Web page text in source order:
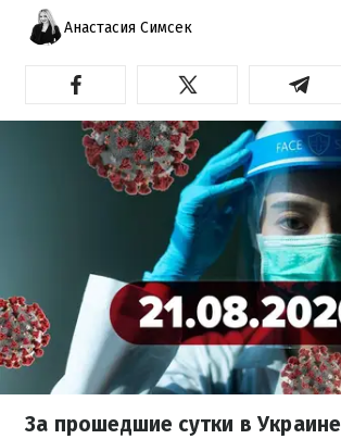
Анастасия Симсек
За прошедшие сутки в Украине